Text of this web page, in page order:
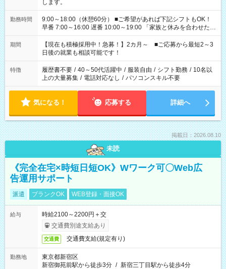
します。
勤務時間
9:00～18:00（休憩60分） ■ご希望があれば下記シフトもOK！
早番 7:00～16:00 遅番 10:00～19:00 「家族と休みを合わせた
い」 「余裕を持って夕飯の準備がしたい」 「できれば残業はし
たくない」 など、ご希望を教えてくださいね。 ※Wワーク希望
の方へ 今ご覧のお仕事で希望する勤務時間と、もう1つのお仕事
の勤務時間。 合計で週40時間を超える場合は応募できません。
期間
【現在も積極採用中！急募！】2カ月～ ■ご応募から最短2～3
日後の就業も相談可能です！
特徴 履歴書不要 / 40～50代活躍中 / 服装自由 / シフト勤務 / 10名以
上の大量募集 / 電話対応なし / パソコンスキル不要
気になる！ 応募する 詳細へ
掲載日：2026.08.10
未読
《完全在宅×時短日短OK》Wワーク可〇Web広
告運用サポート
派遣 ブランクOK WEB登録・面接OK
給与
時給2100～2200円＋交
交通費別途支給あり
交通費 交通費支給(規定有り)
勤務地
東京都新宿区
新宿御苑前駅から徒歩3分 / 新宿三丁目駅から徒歩4分